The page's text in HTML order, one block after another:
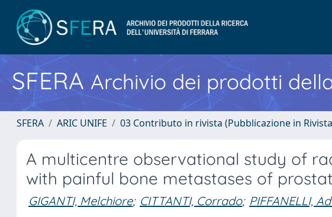
SFERA Archivio dei prodotti
SFERA ARIC UNIFE 03 Contributo in rivista (Pubblicazione in
A multicentre observational study of
with painful bone metastases of
GIGANTI, Melchiore; CITTANTI, Corrado; PIFFANELLI,